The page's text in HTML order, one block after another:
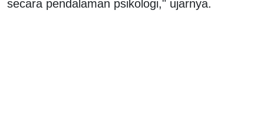
secara pendalaman psikologi," ujarnya.